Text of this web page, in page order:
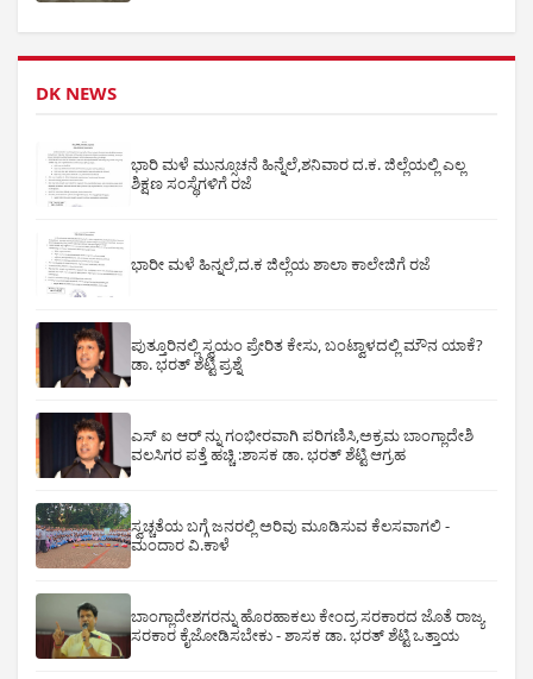
DK NEWS
ಭಾರಿ ಮಳೆ ಮುನ್ಸೂಚನೆ ಹಿನ್ನೆಲೆ,ಶನಿವಾರ ದ.ಕ. ಜಿಲ್ಲೆಯಲ್ಲಿ ಎಲ್ಲ
ಶಿಕ್ಷಣ ಸಂಸ್ಥೆಗಳಿಗೆ ರಜೆ
ಭಾರೀ ಮಳೆ ಹಿನ್ನಲೆ,ದ.ಕ ಜಿಲ್ಲೆಯ ಶಾಲಾ ಕಾಲೇಜಿಗೆ ರಜೆ
ಪುತ್ತೂರಿನಲ್ಲಿ ಸ್ವಯಂ ಪ್ರೇರಿತ ಕೇಸು, ಬಂಟ್ವಾಳದಲ್ಲಿ ಮೌನ ಯಾಕೆ?
ಡಾ. ಭರತ್ ಶೆಟ್ಟಿ ಪ್ರಶ್ನೆ
ಎಸ್ ಐ ಆರ್ ನ್ನು ಗಂಭೀರವಾಗಿ ಪರಿಗಣಿಸಿ,ಅಕ್ರಮ ಬಾಂಗ್ಲಾದೇಶಿ
ವಲಸಿಗರ ಪತ್ತೆ ಹಚ್ಚಿ :ಶಾಸಕ ಡಾ. ಭರತ್ ಶೆಟ್ಟಿ ಆಗ್ರಹ
ಸ್ವಚ್ಚತೆಯ ಬಗ್ಗೆ ಜನರಲ್ಲಿ ಅರಿವು ಮೂಡಿಸುವ ಕೆಲಸವಾಗಲಿ -
ಮಂದಾರ ವಿ.ಕಾಳೆ
ಬಾಂಗ್ಲಾದೇಶಗರನ್ನು ಹೊರಹಾಕಲು ಕೇಂದ್ರ ಸರಕಾರದ ಜೊತೆ ರಾಜ್ಯ
ಸರಕಾರ ಕೈಜೋಡಿಸಬೇಕು - ಶಾಸಕ ಡಾ. ಭರತ್ ಶೆಟ್ಟಿ ಒತ್ತಾಯ